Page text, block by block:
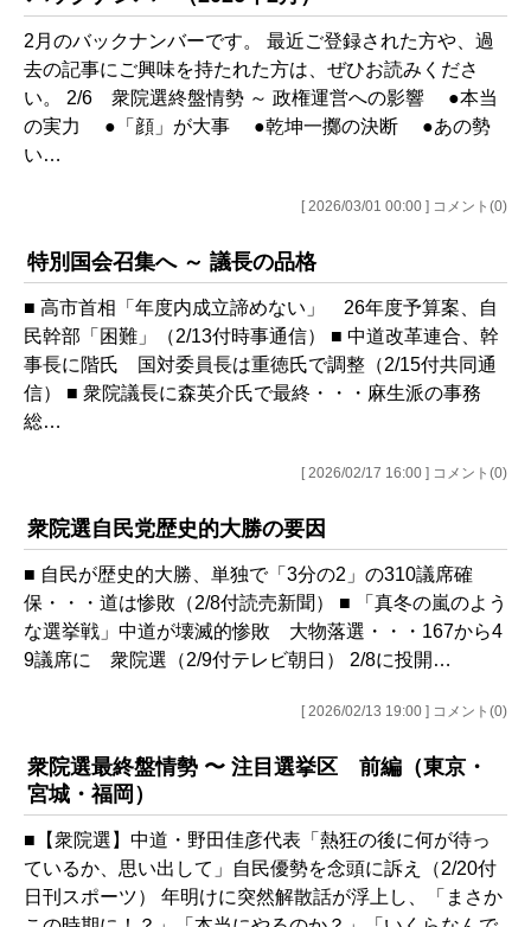
2月のバックナンバーです。 最近ご登録された方や、過
去の記事にご興味を持たれた方は、ぜひお読みくださ
い。 2/6 衆院選終盤情勢 ～ 政権運営への影響 ●本当
の実力 ●「顔」が大事 ●乾坤一擲の決断 ●あの勢
い…
[ 2026/03/01 00:00 ] コメント(0)
特別国会召集へ ～ 議長の品格
■ 高市首相「年度内成立諦めない」 26年度予算案、自
民幹部「困難」（2/13付時事通信） ■ 中道改革連合、幹
事長に階氏 国対委員長は重徳氏で調整（2/15付共同通
信） ■ 衆院議長に森英介氏で最終・・・麻生派の事務
総…
[ 2026/02/17 16:00 ] コメント(0)
衆院選自民党歴史的大勝の要因
■ 自民が歴史的大勝、単独で「3分の2」の310議席確
保・・・道は惨敗（2/8付読売新聞） ■ 「真冬の嵐のよう
な選挙戦」中道が壊滅的惨敗 大物落選・・・167から4
9議席に 衆院選（2/9付テレビ朝日） 2/8に投開…
[ 2026/02/13 19:00 ] コメント(0)
衆院選最終盤情勢 〜 注目選挙区 前編（東京・
宮城・福岡）
■【衆院選】中道・野田佳彦代表「熱狂の後に何が待っ
ているか、思い出して」自民優勢を念頭に訴え（2/20付
日刊スポーツ） 年明けに突然解散話が浮上し、「まさか